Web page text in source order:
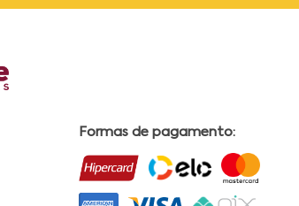
Formas de pagamento: